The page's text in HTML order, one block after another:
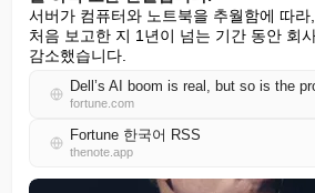
서버가 컴퓨터와 노트북을 추월함에 따
처음 보고한 지 1년이 넘는 기간 동안 회
감소했습니다.
fortune.com
Fortune 한국어 RSS
thenote.app